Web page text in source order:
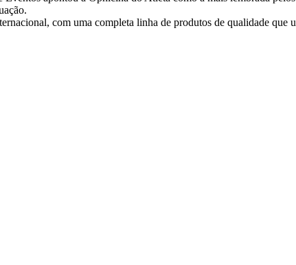
com uma completa linha de produtos de qualidade que